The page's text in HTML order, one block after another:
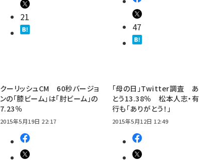
21
47
クーリッシュCM 60秒バージョ
ンの「膝ビーム」は「肘ビーム」の
7.23％
2015年5月19日 22:17
「母の日」Twitter調査
とう13.38％ 松本人志・
行も「ありがとう！」
2015年5月12日 12:49